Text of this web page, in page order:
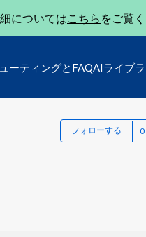
についてはこちら をご覧く
ーティングとFAQAIライブラ
フォローする